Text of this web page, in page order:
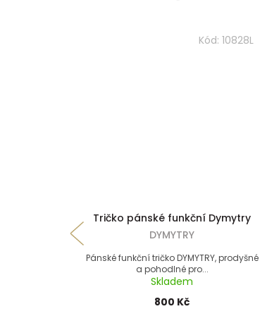
Kód: 10828L
Tričko pánské funkční Dymytry
DYMYTRY
Pánské funkční tričko DYMYTRY, prodyšné
a pohodlné pro...
Skladem
800 Kč